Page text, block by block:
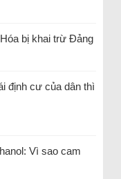
bị khai trừ Đảng
định cư của dân thì
Vì sao cam